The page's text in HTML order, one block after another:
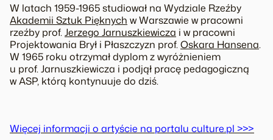
W latach 1959-1965 studiował na Wydziale Rzeźby
Akademii Sztuk Pięknych w Warszawie w pracowni
rzeźby prof.Jerzego Jarnuszkiewicza i w pracowni
Projektowania Brył i Płaszczyzn prof.Oskara Hansena.
W 1965 roku otrzymał dyplom z wyróżnieniem
u prof. Jarnuszkiewicza i podjął pracę pedagogiczną
w ASP, którą kontynuuje do dziś.
Więcej informacji o artyście na portalu culture.pl >>>